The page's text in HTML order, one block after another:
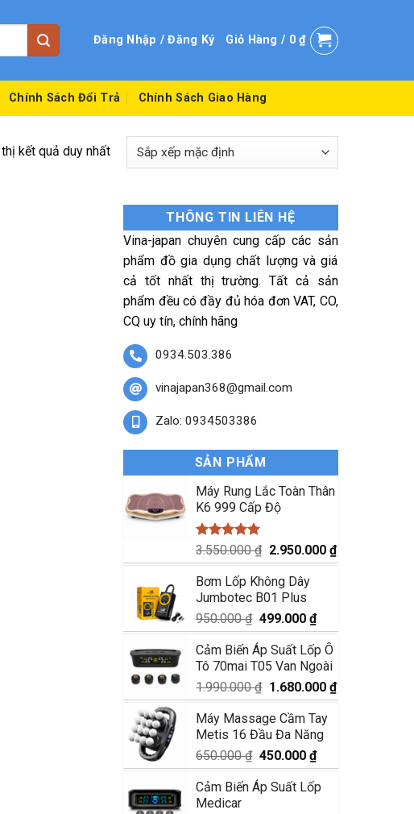
Đăng Nhập / Đăng Ký Giỏ Hàng / 0₫
Chính Sách Đổi Trả Chính Sách Giao Hàng
thị kết quả duy nhất
THÔNG TIN LIÊN HỆ
Vina-japan chuyên cung cấp các sản
phẩm đồ gia dụng chất lượng và giá
cả tốt nhất thị trường. Tất cả sản
phẩm đều có đầy đủ hóa đơn VAT, CO,
CQ uy tín, chính hãng
0934.503.386
vinajapan368@gmail.com
Zalo: 0934503386
SẢN PHẨM
Máy Rung Lắc Toàn Thân
K6 999 Cấp Độ
Được xếp
hạng5.00
5 sao
3.550.000₫ Giá
gốc
là:
3.550.000 ₫.
2.950.000₫Giá
hiện
Bơm Lốp Không Dây
Jumbotec B01 Plus
950.000₫ Giá
gốc
là:
950.000 ₫.
499.000₫Giá
hiện
tại
là:
499.000 ₫.
Cảm Biến Áp Suất Lốp Ô
Tô 70mai T05 Van Ngoài
1.990.000₫ Giá
gốc
là:
1.990.000 ₫.
1.680.000₫Giá
hiện
Máy Massage Cầm Tay
Metis 16 Đầu Đa Năng
650.000₫ Giá
gốc
là:
450.000₫Giá
hiện
tại
Cảm Biến Áp Suất Lốp
Medicar